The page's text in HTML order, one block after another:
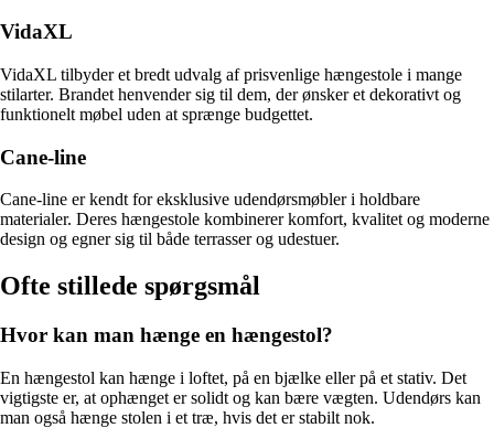
VidaXL
VidaXL tilbyder et bredt udvalg af prisvenlige hængestole i mange
stilarter. Brandet henvender sig til dem, der ønsker et dekorativt og
funktionelt møbel uden at sprænge budgettet.
Cane-line
Cane-line er kendt for eksklusive udendørsmøbler i holdbare
materialer. Deres hængestole kombinerer komfort, kvalitet og moderne
design og egner sig til både terrasser og udestuer.
Ofte stillede spørgsmål
Hvor kan man hænge en hængestol?
En hængestol kan hænge i loftet, på en bjælke eller på et stativ. Det
vigtigste er, at ophænget er solidt og kan bære vægten. Udendørs kan
man også hænge stolen i et træ, hvis det er stabilt nok.